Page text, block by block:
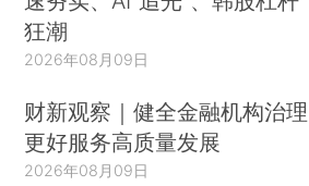
狂潮
2026年08月09日
财新观察｜健全金融机构治理
更好服务高质量发展
2026年08月09日